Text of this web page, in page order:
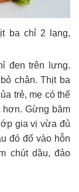
ba chỉ 2 lạng,
đen trên lưng.
chân. Thịt ba
trẻ, mẹ có thể
hơn. Gừng băm
gia vị vừa đủ
đó đổ vào hỗn
chút dầu, đảo